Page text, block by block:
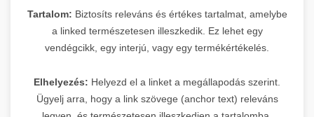
Tartalom: Biztosíts releváns és értékes tartalmat, amelybe
a linked természetesen illeszkedik. Ez lehet egy
vendégcikk, egy interjú, vagy egy termékértékelés.
Elhelyezés: Helyezd el a linket a megállapodás szerint.
Ügyelj arra, hogy a link szövege (anchor text) releváns